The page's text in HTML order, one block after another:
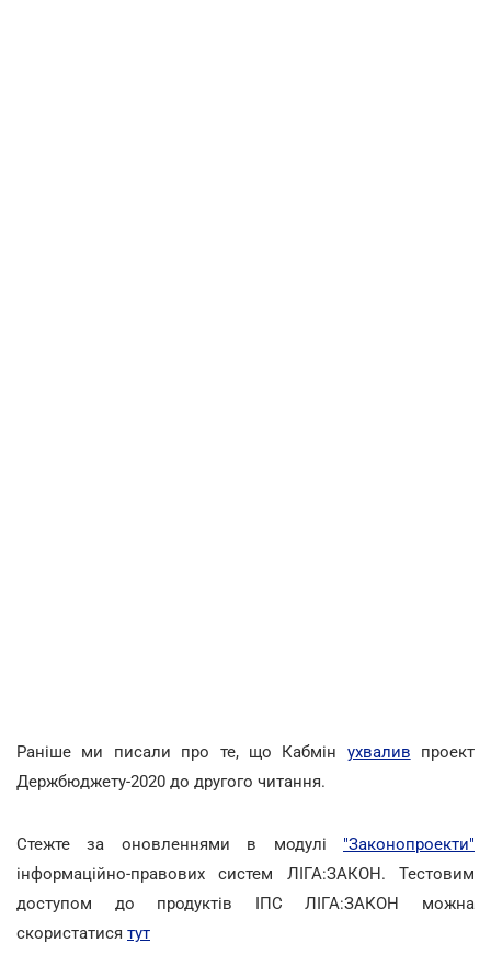
Раніше ми писали про те, що Кабмін ухвалив проект
Держбюджету-2020 до другого читання.
Стежте за оновленнями в модулі "Законопроекти"
інформаційно-правових систем ЛІГА:ЗАКОН. Тестовим
доступом до продуктів ІПС ЛІГА:ЗАКОН можна
скористатися тут